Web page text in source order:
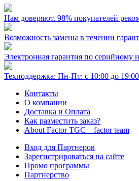
Нам доверяют. 98% покупателей
Возможность замены в течении
Электронная гарантия по серийному
Техподдержка: Пн-Пт: с 10:00 до
Контакты
О компании
Доставка и Оплата
Как разместить заказ?
About Factor TGC _ factor team
Вход для Партнеров
Зарегистрироваться на сайте
Промо программы
Партнерство